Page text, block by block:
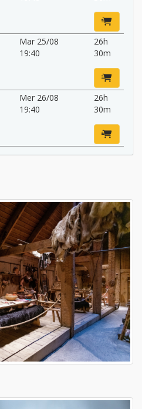
Mar 25/08
19:40
26h
30m
Mer 26/08
19:40
26h
30m